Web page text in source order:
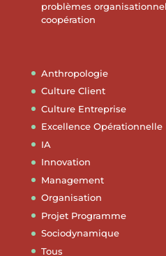
problèmes
coopération
Anthropologie
Culture Client
Culture Entreprise
Excellence Opérationnelle
IA
Innovation
Management
Organisation
Projet Programme
Sociodynamique
Tous